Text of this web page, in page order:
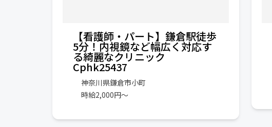
【看護師・パート】鎌倉駅徒歩
5分！内視鏡など幅広く対応す
る綺麗なクリニック
Cphk25437
神奈川県鎌倉市小町
時給2,000円〜